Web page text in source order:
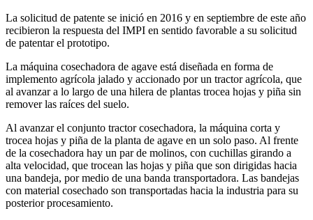
La solicitud de patente se inició en 2016 y en septiembre de este año
recibieron la respuesta del IMPI en sentido favorable a su solicitud
de patentar el prototipo.
La máquina cosechadora de agave está diseñada en forma de
implemento agrícola jalado y accionado por un tractor agrícola, que
al avanzar a lo largo de una hilera de plantas trocea hojas y piña sin
remover las raíces del suelo.
Al avanzar el conjunto tractor cosechadora, la máquina corta y
trocea hojas y piña de la planta de agave en un solo paso. Al frente
de la cosechadora hay un par de molinos, con cuchillas girando a
alta velocidad, que trocean las hojas y piña que son dirigidas hacia
una bandeja, por medio de una banda transportadora. Las bandejas
con material cosechado son transportadas hacia la industria para su
posterior procesamiento.